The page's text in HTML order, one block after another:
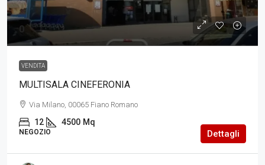
0
VENDITA
MULTISALA CINEFERONIA
Via Milano, 00065 Fiano Romano
12 4500 Mq
NEGOZIO Dettagli